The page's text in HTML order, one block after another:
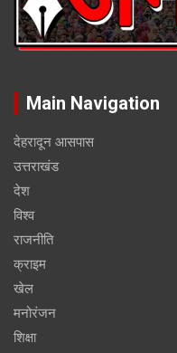
Main Navigation
देहरादून आसपास
उत्तराखंड
देश
विश्व
राजनीति
क्राइम
खेल
मनोरंजन
शिक्षा